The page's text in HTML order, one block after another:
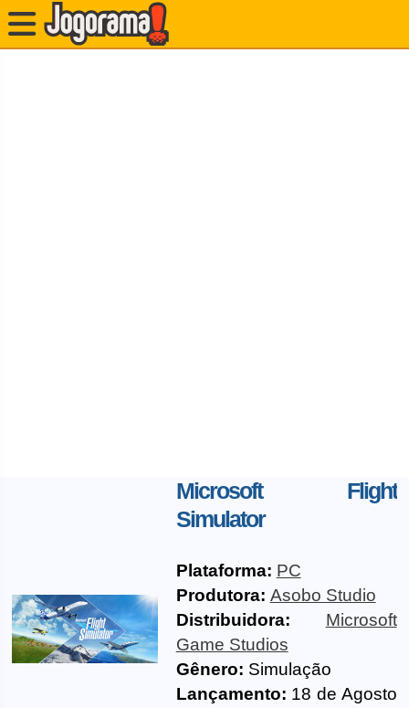
Microsoft Flight
Simulator
Plataforma: PC
Produtora: Asobo Studio
Distribuidora:
Microsoft
Game Studios
Gênero: Simulação
Lançamento: 18 de Agosto